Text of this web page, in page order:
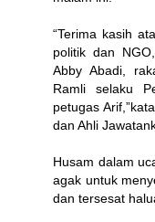
“Terima kasih
politik dan
Abby Abadi,
Ramli selaku
petugas
dan Ahli
Husam dalam
agak untuk
dan tersesat